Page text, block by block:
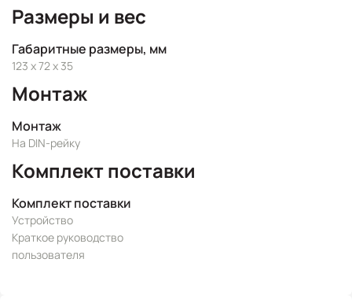
Размеры и вес
Габаритные размеры, мм
123 x 72 x 35
Монтаж
Монтаж
На DIN-рейку
Комплект поставки
Комплект поставки
Устройство
Краткое руководство
пользователя